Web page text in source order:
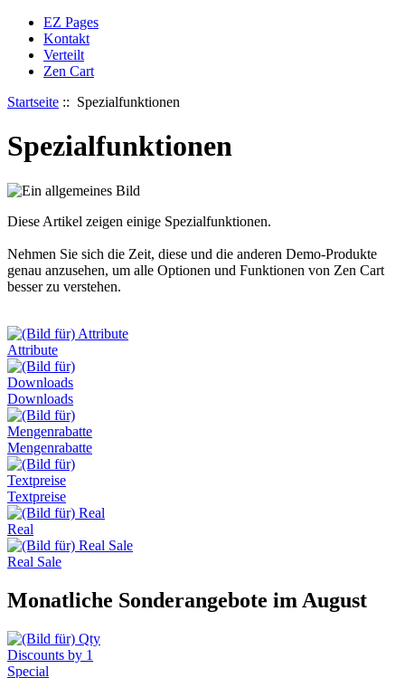
EZ Pages
Kontakt
Verteilt
Zen Cart
Startseite :: Spezialfunktionen
Spezialfunktionen
Diese Artikel zeigen einige Spezialfunktionen.
Nehmen Sie sich die Zeit, diese und die anderen Demo-Produkte
genau anzusehen, um alle Optionen und Funktionen von Zen Cart
besser zu verstehen.
Attribute
Downloads
Mengenrabatte
Textpreise
Real
Real Sale
Monatliche Sonderangebote im August